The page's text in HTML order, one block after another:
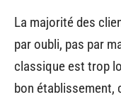
La majorité des
par oubli, pas par
classique est trop
bon établissement,